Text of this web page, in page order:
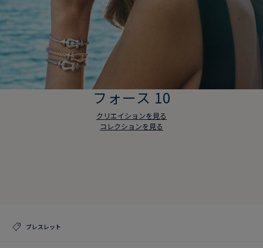
フォース 10
クリエイションを見る
コレクションを見る
ブレスレット